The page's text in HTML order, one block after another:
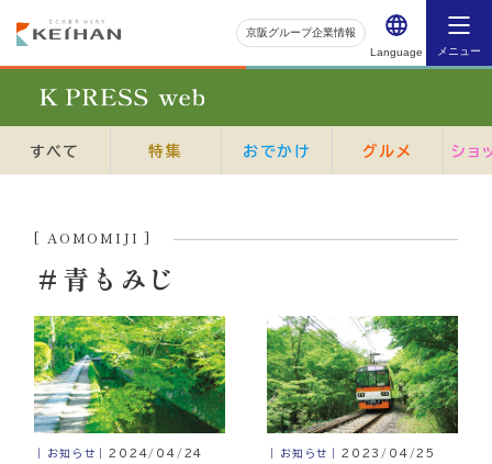
Language メニュー
京阪グループ企業情報
すべて 特集 おでかけ グルメ ショ
[ AOMOMIJI ]
＃青もみじ
｜お知らせ｜2024/04/24 ｜お知らせ｜2023/04/25